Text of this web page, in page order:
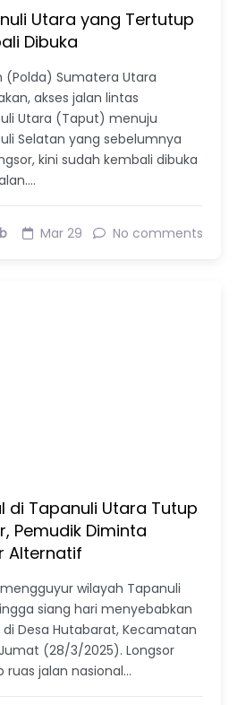
Utara yang Tertutup
Dibuka
(Polda) Sumatera Utara
akses jalan lintas
Utara (Taput) menuju
Selatan yang sebelumnya
kini sudah kembali dibuka
Mar 29 No comments
di Tapanuli Utara Tutup
Pemudik Diminta
Alternatif
wilayah Tapanuli
siang hari menyebabkan
Desa Hutabarat, Kecamatan
(28/3/2025). Longsor
jalan nasional…